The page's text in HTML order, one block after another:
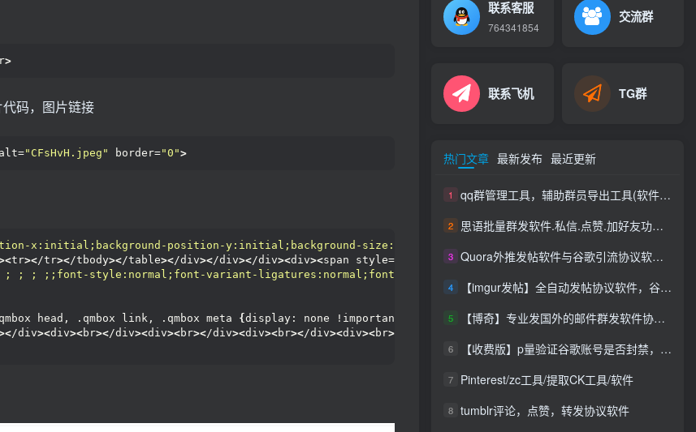
>
码，图片链接
"CFsHvH.jpeg" border="0">
x:initial;background-position-y:initial;background-size:initial;background-
tr></tr></tbody></table></div></div></div><div><span style= "font-size:22px" class="size">邮件批量发送软件一
;;font-style:normal;font-variant-ligatures:normal;font-variant-caps:normal;font-weight:400;letter-
head, .qmbox link, .qmbox meta { display: none !important; /style ></div ></div><!-- --><style
/div><div><br></div><div><br></div><div><br></div><div><br><
联系客服
764341854
交流群
联系飞机 TG群
热门文章 最新发布 最近更新
1 qq群管理工具，辅助群员导出工具(软件批量导出好帮手：QQ群成员一键提取，QQ群员提取
2 思语批量群发软件.私信.点赞.加好友功能+查询手机是否已注册账号
3 Quora外推发帖软件与谷歌引流协议软件，推广_营销软件
4 【imgur发帖】全自动发帖协议软件，谷歌搜索引流推广软件
5 【博奇】专业发国外的邮件群发软件协议，邮件群发软件协议|支持网址|发送速度快|效果好|你不限制内容和行业
6 【收费版】p量验证谷歌账号是否封禁，支持账号，无须密码即可查询封禁【谷歌账号检测查询是否封禁】【会员免费使用】
7 Pinterest/zc工具/提取CK工具/软件
8 tumblr评论，点赞，转发协议软件